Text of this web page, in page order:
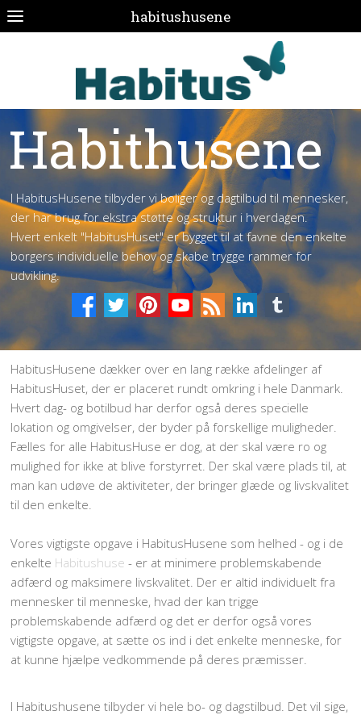
habitushusene
Habithusene
I HabitusHusene tilbyder vi boliger og dagtilbud til mennesker,
der har brug for ekstra støtte og struktur i hverdagen.
Hvert enkelt "HabitusHuset" er bygget til at favne den enkelte
borgers individuelle behov og skabe trygge rammer for
udvikling.
HabitusHusene dækker over en lang række afdelinger af
HabitusHuset, der er placeret rundt omkring i hele Danmark.
Hvert dag- og botilbud har derfor også deres specielle
lokation og omgivelser, der byder på forskellige muligheder.
Fælles for alle HabitusHuse er dog, at der skal være ro og
mulighed for ikke at blive forstyrret. Der skal være plads til, at
man kan udøve de aktiviteter, der bringer glæde og livskvalitet
til den enkelte.
Vores vigtigste opgave i HabitusHusene som helhed - og i de
enkelte Habitushuse - er at minimere problemskabende
adfærd og maksimere livskvalitet. Der er altid individuelt fra
mennesker til menneske, hvad der kan trigge
problemskabende adfærd og det er derfor også vores
vigtigste opgave, at sætte os ind i det enkelte menneske, for
at kunne hjælpe vedkommende på deres præmisser.
I Habitushusene tilbyder vi hele bo- og dagstilbud. Det vil sige,